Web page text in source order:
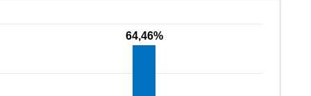
64,46%